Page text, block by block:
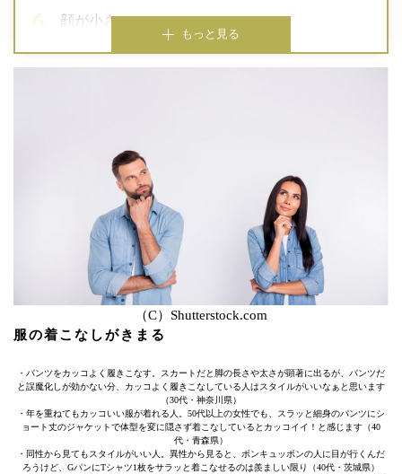
顔が小さい
もっと見る
（C）Shutterstock.com
服の着こなしがきまる
・パンツをカッコよく履きこなす。スカートだと脚の長さや太さが顕著に出るが、パンツだ
と誤魔化しが効かない分、カッコよく履きこなしている人はスタイルがいいなぁと思います
（30代・神奈川県）
・年を重ねてもカッコいい服が着れる人。50代以上の女性でも、スラッと細身のパンツにシ
ョート丈のジャケットで体型を変に隠さず着こなしているとカッコイイ！と感じます（40
代・青森県）
・同性から見てもスタイルがいい人。異性から見ると、ボンキュッボンの人に目が行くんだ
ろうけど、GパンにTシャツ1枚をサラッと着こなせるのは羨ましい限り（40代・茨城県）